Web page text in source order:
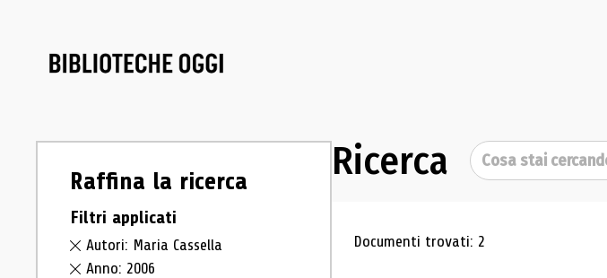
Raffina la ricerca
Filtri applicati
Autori: Maria Cassella
Anno: 2006
Ricerca Cerca
Risultati di ricerca
Documenti trovati: 2